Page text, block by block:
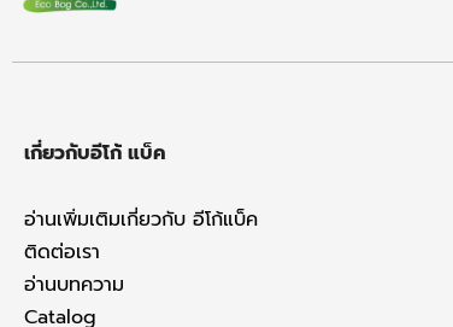
เกี่ยวกับอีโก้ แบ็ค
อ่านเพิ่มเติมเกี่ยวกับ อีโก้แบ็ค
ติดต่อเรา
อ่านบทความ
Catalog